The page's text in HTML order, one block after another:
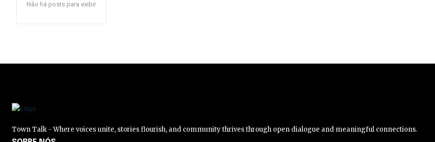
Não há posts para exibir
Town Talk - Where voices unite, stories flourish, and community thrives through open dialogue and meaningful connections.